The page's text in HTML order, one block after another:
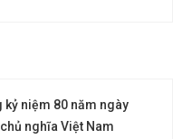
niệm 80 năm ngày
nghĩa Việt Nam